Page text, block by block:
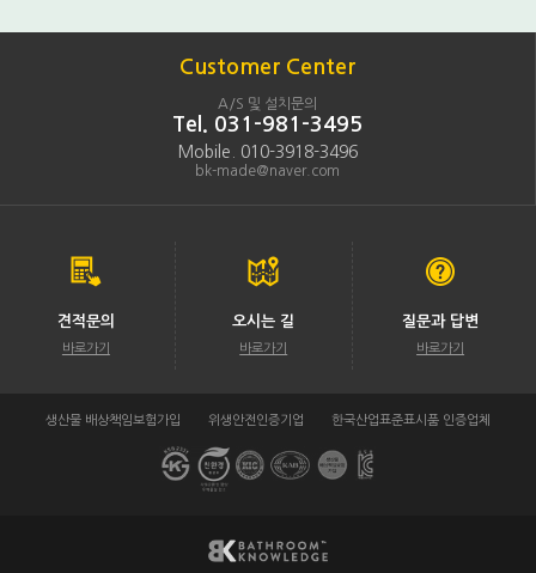
Customer Center
A/S 및 설치문의
Tel. 031-981-3495
Mobile. 010-3918-3496
bk-made@naver.com
견적문의
바로가기
오시는 길
바로가기
질문과 답변
바로가기
생산물 배상책임보험가입 위생안전인증기업 한국산업표준표시품 인증업체